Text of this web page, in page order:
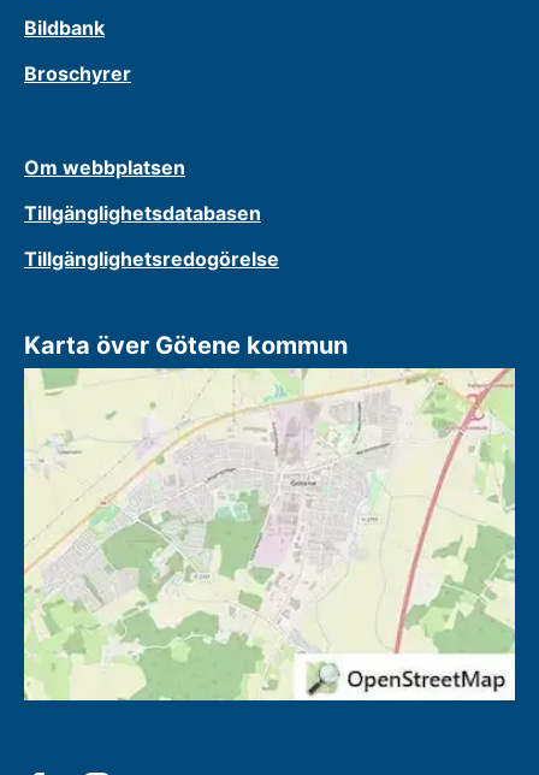
Bildbank
Broschyrer
Om webbplatsen
Tillgänglighetsdatabasen
Tillgänglighetsredogörelse
Karta över Götene kommun